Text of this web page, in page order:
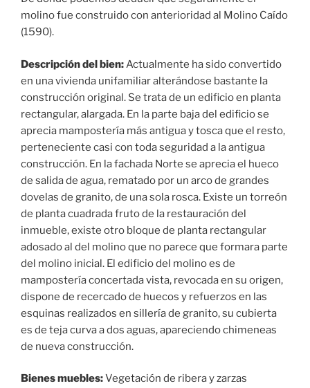
molino fue construido con anterioridad al Molino Caído
(1590).
Descripción del bien: Actualmente ha sido convertido
en una vivienda unifamiliar alterándose bastante la
construcción original. Se trata de un edificio en planta
rectangular, alargada. En la parte baja del edificio se
aprecia mampostería más antigua y tosca que el resto,
perteneciente casi con toda seguridad a la antigua
construcción. En la fachada Norte se aprecia el hueco
de salida de agua, rematado por un arco de grandes
dovelas de granito, de una sola rosca. Existe un torreón
de planta cuadrada fruto de la restauración del
inmueble, existe otro bloque de planta rectangular
adosado al del molino que no parece que formara parte
del molino inicial. El edificio del molino es de
mampostería concertada vista, revocada en su origen,
dispone de recercado de huecos y refuerzos en las
esquinas realizados en sillería de granito, su cubierta
es de teja curva a dos aguas, apareciendo chimeneas
de nueva construcción.
Bienes muebles:Vegetación de ribera y zarzas